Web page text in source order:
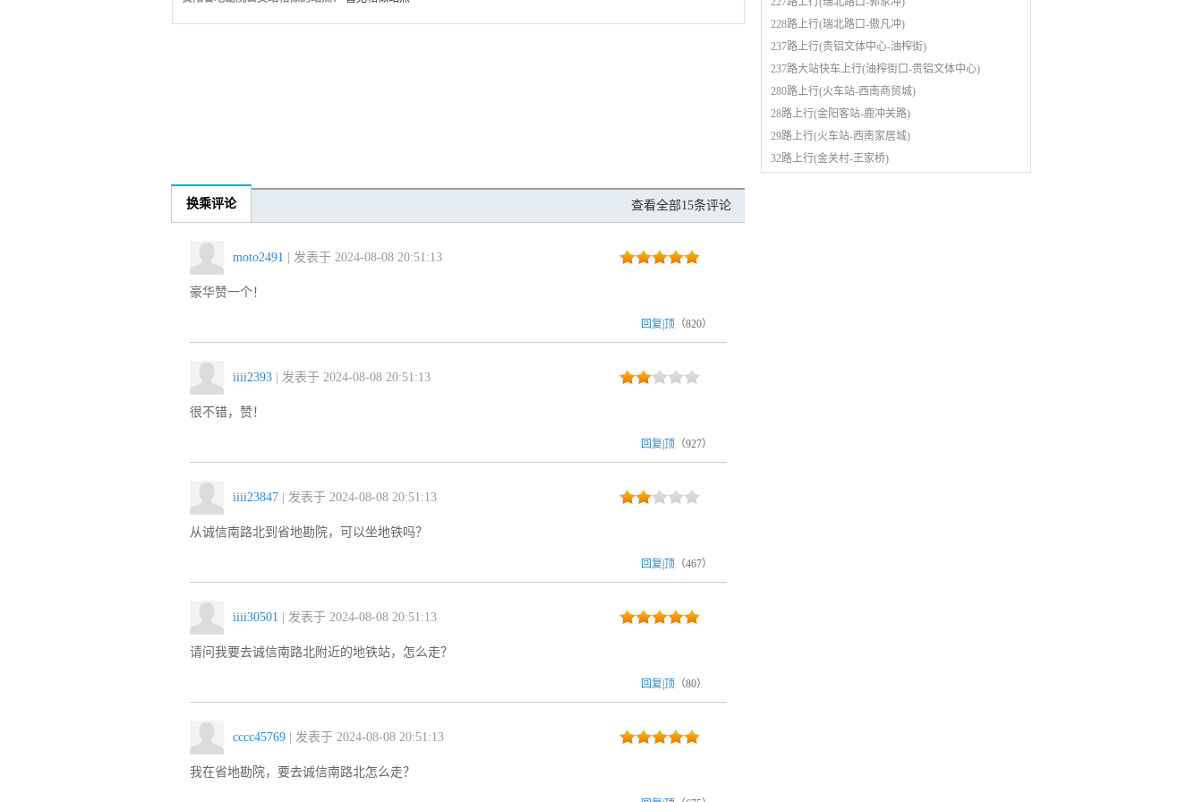
换乘评论 查看全部15条评论
moto2491 | 发表于 2024-08-08 20:51:13
豪华赞一个！
回复 顶 （820）
iiii2393 | 发表于 2024-08-08 20:51:13
很不错，赞！
回复 顶 （927）
iiii23847 | 发表于 2024-08-08 20:51:13
从诚信南路北到省地勘院，可以坐地铁吗？
回复 顶 （467）
iiii30501 | 发表于 2024-08-08 20:51:13
请问我要去诚信南路北附近的地铁站，怎么走？
回复 顶 （80）
cccc45769 | 发表于 2024-08-08 20:51:13
我在省地勘院，要去诚信南路北怎么走？
228路上行(瑞北路口-傲凡冲)
237路上行(贵铝文体中心-油榨街)
237路大站快车上行(油榨街口-贵铝文体中心)
280路上行(火车站-西南商贸城)
28路上行(金阳客站-鹿冲关路)
29路上行(火车站-西南家居城)
32路上行(金关村-王家桥)